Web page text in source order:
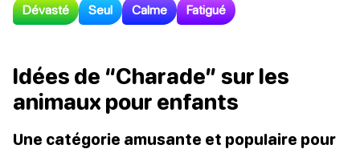
Dévasté Seul Calme Fatigué
Idées de “Charade” sur les
animaux pour enfants
Une catégorie amusante et populaire pour